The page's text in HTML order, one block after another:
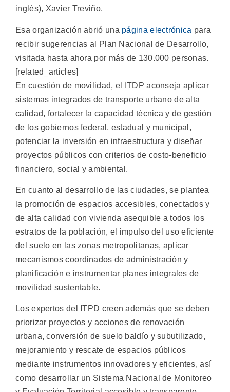
inglés), Xavier Treviño.
Esa organización abrió una página electrónica para
recibir sugerencias al Plan Nacional de Desarrollo,
visitada hasta ahora por más de 130.000 personas.
[related_articles]
En cuestión de movilidad, el ITDP aconseja aplicar
sistemas integrados de transporte urbano de alta
calidad, fortalecer la capacidad técnica y de gestión
de los gobiernos federal, estadual y municipal,
potenciar la inversión en infraestructura y diseñar
proyectos públicos con criterios de costo-beneficio
financiero, social y ambiental.
En cuanto al desarrollo de las ciudades, se plantea
la promoción de espacios accesibles, conectados y
de alta calidad con vivienda asequible a todos los
estratos de la población, el impulso del uso eficiente
del suelo en las zonas metropolitanas, aplicar
mecanismos coordinados de administración y
planificación e instrumentar planes integrales de
movilidad sustentable.
Los expertos del ITPD creen además que se deben
priorizar proyectos y acciones de renovación
urbana, conversión de suelo baldío y subutilizado,
mejoramiento y rescate de espacios públicos
mediante instrumentos innovadores y eficientes, así
como desarrollar un Sistema Nacional de Monitoreo